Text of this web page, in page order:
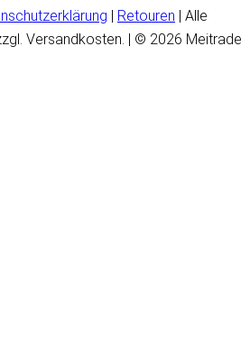
Retouren | Alle
Versandkosten. | © 2026 Meitrade